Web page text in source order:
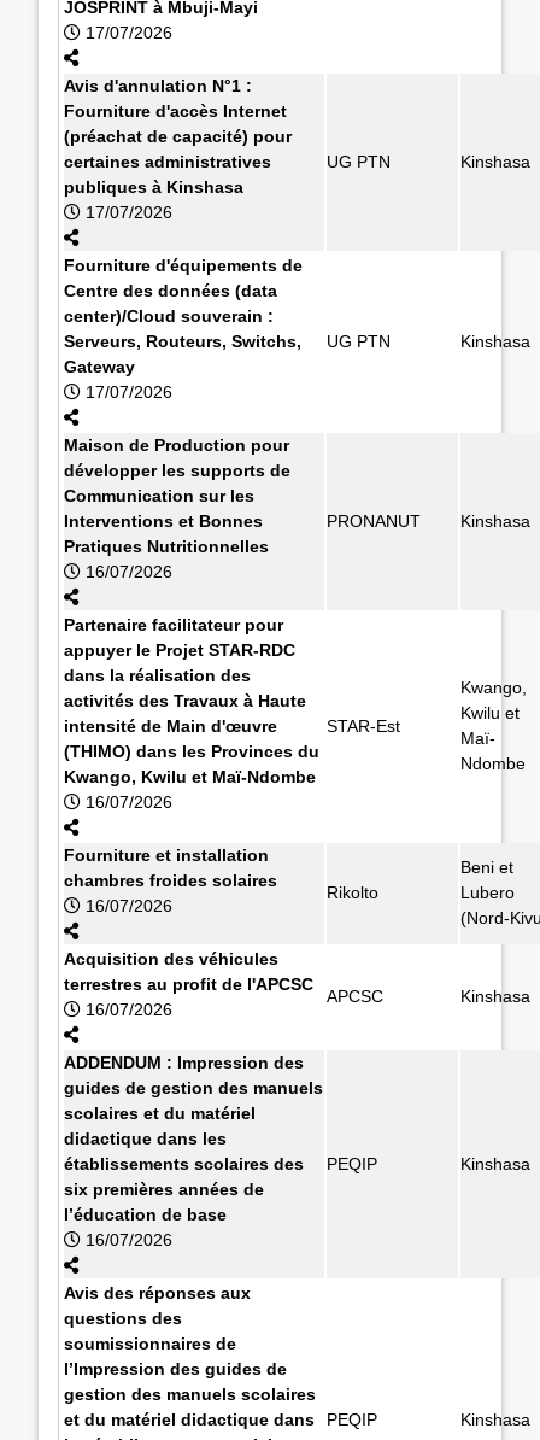
JOSPRINT à Mbuji-Mayi
17/07/2026
Avis d'annulation N°1 :
Fourniture d'accès Internet
(préachat de capacité) pour
certaines administratives
publiques à Kinshasa
17/07/2026
UG PTN Kinshasa
Fourniture d'équipements de
Centre des données (data
center)/Cloud souverain :
Serveurs, Routeurs, Switchs,
Gateway
17/07/2026
UG PTN Kinshasa
Maison de Production pour
développer les supports de
Communication sur les
Interventions et Bonnes
Pratiques Nutritionnelles
16/07/2026
PRONANUT Kinshasa
Partenaire facilitateur pour
appuyer le Projet STAR-RDC
dans la réalisation des
activités des Travaux à Haute
intensité de Main d'œuvre
(THIMO) dans les Provinces du
Kwango, Kwilu et Maï-Ndombe
16/07/2026
STAR-Est
Kwango,
Kwilu et
Maï-
Ndombe
Fourniture et installation
chambres froides solaires
16/07/2026
Rikolto
Beni et
Lubero
(Nord-
Acquisition des véhicules
terrestres au profit de l'APCSC
16/07/2026
APCSC Kinshasa
ADDENDUM : Impression des
guides de gestion des manuels
scolaires et du matériel
didactique dans les
établissements scolaires des
six premières années de
l’éducation de base
16/07/2026
PEQIP Kinshasa
Avis des réponses aux
questions des
soumissionnaires de
l’Impression des guides de
gestion des manuels scolaires
et du matériel didactique dans
PEQIP Kinshasa